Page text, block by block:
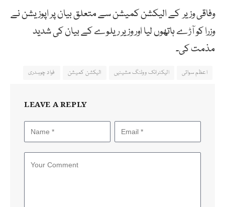
وفاقی وزیر کے الیکشن کمیشن سے متعلق بیان پر اپوزیشن نے
وزرا کو آڑے ہاتھوں لیا اور وزیر ریلوے کے بیان کی شدید
مذمت کی۔
اعظم سواتی الیکٹرانک ووٹنگ مشینیں الیکشن کمیشن فواد چوہدری
LEAVE A REPLY